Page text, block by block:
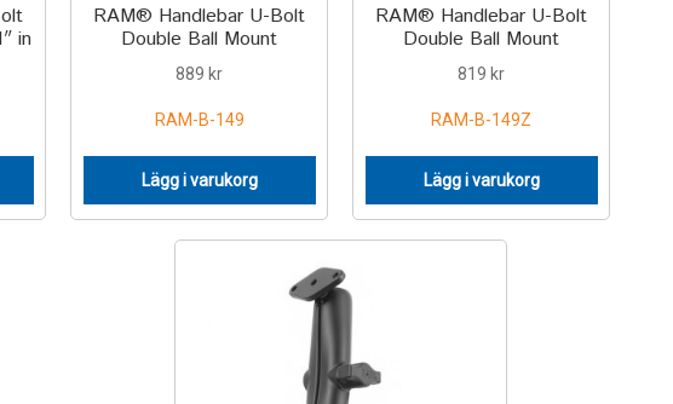
in
RAM® Handlebar U-Bolt
Double Ball Mount
889 kr
RAM-B-149
Lägg i varukorg
RAM® Handlebar U-Bolt
Double Ball Mount
819 kr
RAM-B-149Z
Lägg i varukorg